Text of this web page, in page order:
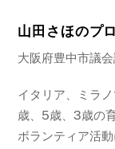
山田さほのプ
大阪府豊中市議会
イタリア、ミラ
歳、5歳、3歳の
ボランティア活